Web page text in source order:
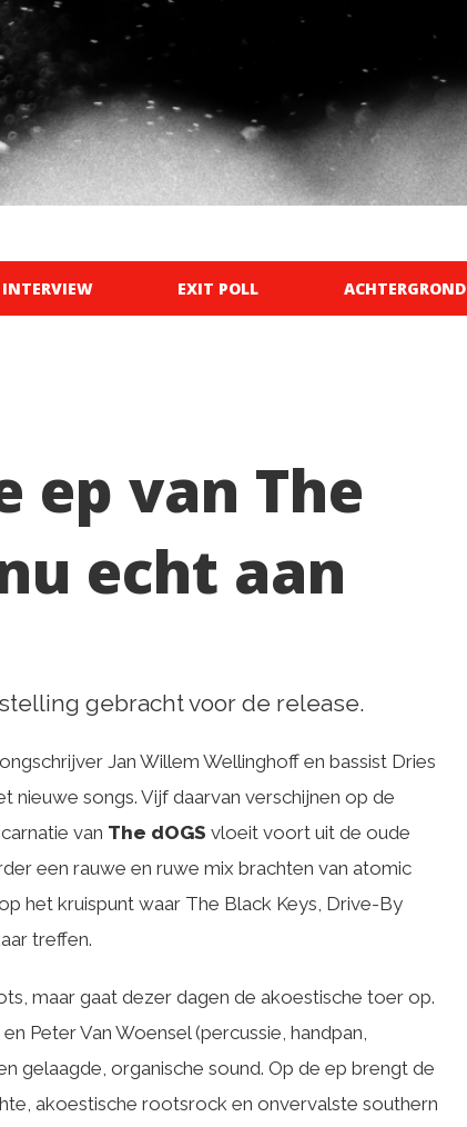
INTERVIEW EXIT POLL ACHTERGROND
ep van The
echt aan
gebracht voor de release.
Jan Willem Wellinghoff en bassist Dries
songs. Vijf daarvan verschijnen op de
van The dOGS vloeit voort uit de oude
een rauwe en ruwe mix brachten van atomic
het kruispunt waar The Black Keys, Drive-By
treffen.
maar gaat dezer dagen de akoestische toer op.
Peter Van Woensel (percussie, handpan,
gelaagde, organische sound. Op de ep brengt de
akoestische rootsrock en onvervalste southern